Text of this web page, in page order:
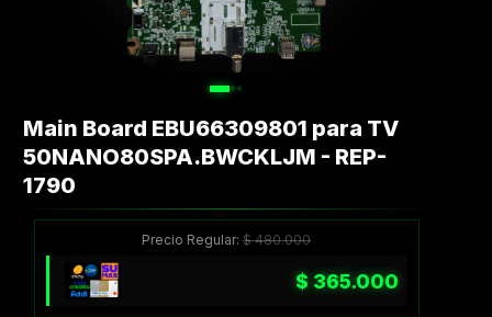
Main Board EBU66309801 para TV
50NANO80SPA.BWCKLJM - REP-
1790
Precio Regular:$480.000
$ 365.000